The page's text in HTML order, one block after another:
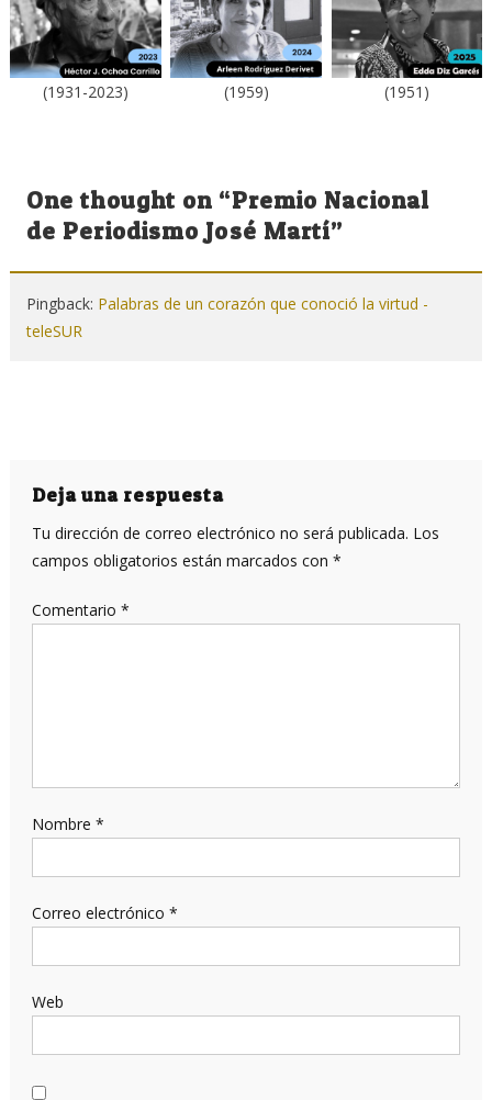
(1931-2023) (1959) (1951)
One thought on “Premio Nacional
de Periodismo José Martí”
Pingback: Palabras de un corazón que conoció la virtud -
teleSUR
Deja una respuesta
Tu dirección de correo electrónico no será publicada. Los
campos obligatorios están marcados con *
Comentario *
Nombre *
Correo electrónico *
Web